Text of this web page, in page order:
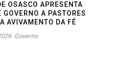
OSASCO APRESENTA
GOVERNO A PASTORES
AVIVAMENTO DA FÉ
Governo